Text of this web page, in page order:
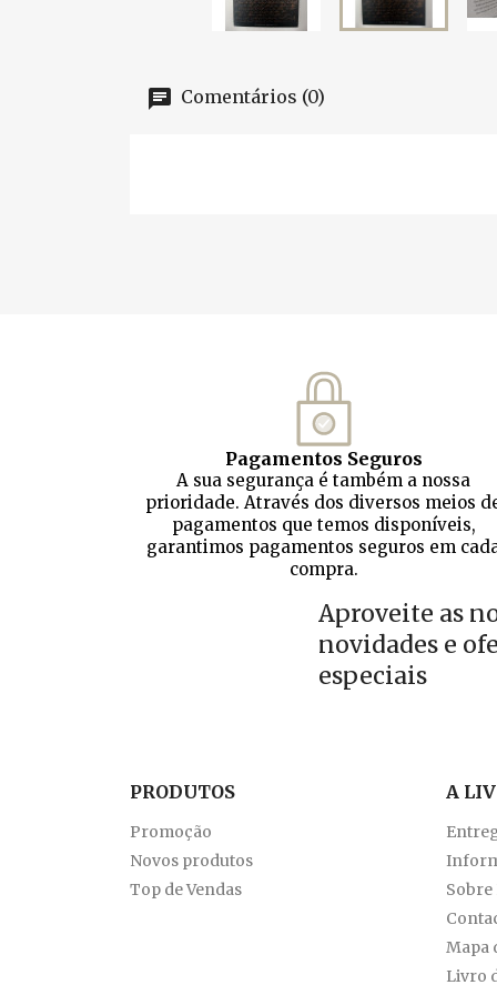
Comentários (0)
Pagamentos Seguros
A sua segurança é também a nossa
prioridade. Através dos diversos meios
pagamentos que temos disponíveis,
garantimos pagamentos seguros em
compra.
Aproveite as
novidades e
especiais
PRODUTOS
Promoção
Novos produtos
Top de Vendas
A
Sobre
Mapa
Livro